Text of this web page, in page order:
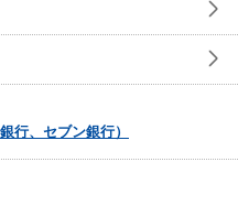
行、セブン銀行）